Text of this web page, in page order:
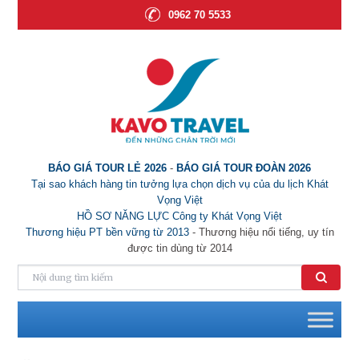
0962 70 5533
BÁO GIÁ TOUR LẺ 2026 - BÁO GIÁ TOUR ĐOÀN 2026
Tại sao khách hàng tin tưởng lựa chọn dịch vụ của du lịch Khát
Vọng Việt
HỒ SƠ NĂNG LỰC Công ty Khát Vọng Việt
Thương hiệu PT bền vững từ 2013- Thương hiệu nổi tiếng, uy tín
được tin dùng từ 2014